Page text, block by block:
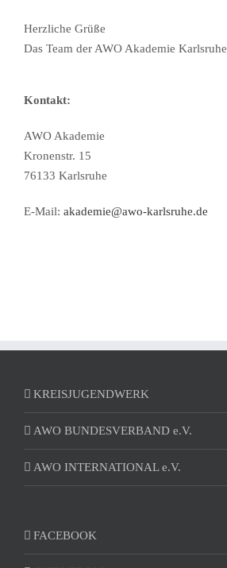
Herzliche Grüße
Das Team der AWO Akademie Karlsruhe
Kontakt:
AWO Akademie
Kronenstr. 15
76133 Karlsruhe
E-Mail: akademie@awo-karlsruhe.de
KREISJUGENDWERK
AWO BUNDESVERBAND e.V.
AWO INTERNATIONAL e.V.
FACEBOOK